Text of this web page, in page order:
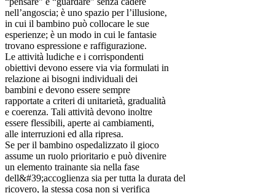
nell’angoscia; è uno spazio per l’illusione,
in cui il bambino può collocare le sue
esperienze; è un modo in cui le fantasie
trovano espressione e raffigurazione.
Le attività ludiche e i corrispondenti
obiettivi devono essere via via formulati in
relazione ai bisogni individuali dei
bambini e devono essere sempre
rapportate a criteri di unitarietà, gradualità
e coerenza. Tali attività devono inoltre
essere flessibili, aperte ai cambiamenti,
alle interruzioni ed alla ripresa.
Se per il bambino ospedalizzato il gioco
assume un ruolo prioritario e può divenire
un elemento trainante sia nella fase
dell&#39;accoglienza sia per tutta la durata del
ricovero, la stessa cosa non si verifica